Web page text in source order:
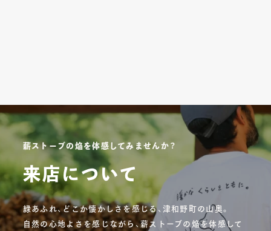
薪ストーブの焔を体感してみませんか？
来店について
緑あふれ、どこか懐かしさを感じる、津和野町の山奥。
自然の心地よさを感じながら、薪ストーブの焔を体感して